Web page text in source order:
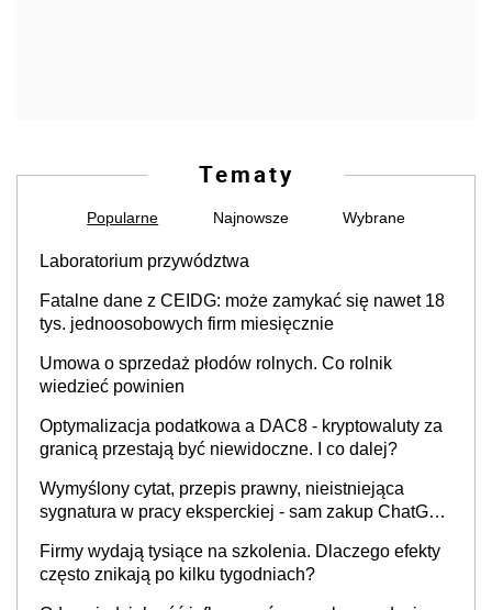
Tematy
Popularne Najnowsze Wybrane
Laboratorium przywództwa
Fatalne dane z CEIDG: może zamykać się nawet 18
tys. jednoosobowych firm miesięcznie
Umowa o sprzedaż płodów rolnych. Co rolnik
wiedzieć powinien
Optymalizacja podatkowa a DAC8 - kryptowaluty za
granicą przestają być niewidoczne. I co dalej?
Wymyślony cytat, przepis prawny, nieistniejąca
sygnatura w pracy eksperckiej - sam zakup ChatGPT
Firmy wydają tysiące na szkolenia. Dlaczego efekty
często znikają po kilku tygodniach?